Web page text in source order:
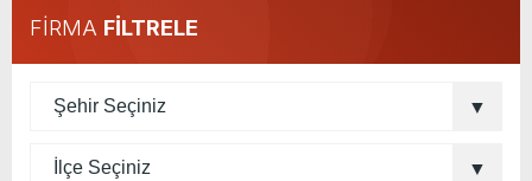
FİRMA FİLTRELE